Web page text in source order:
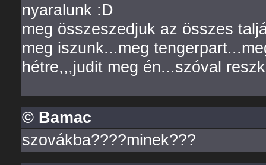
nyaralunk :D
meg összeszedjuk az összes
meg iszunk...meg
hétre,,,judit meg én...szóval
© Bamac
szovákba????minek???